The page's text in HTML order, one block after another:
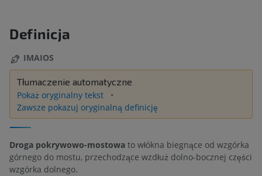
Definicja
IMAIOS
Tłumaczenie automatyczne
Pokaż oryginalny tekst
Zawsze pokazuj oryginalną definicję
Droga pokrywowo-mostowa to włókna biegnące od wzgórka
górnego do mostu, przechodzące wzdłuż dolno-bocznej części
wzgórka dolnego.